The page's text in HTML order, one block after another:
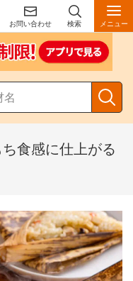
お問い合わせ 検索 メニュー
食感に仕上がる